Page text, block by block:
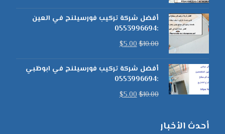
أفضل شركة تركيب فورسيلنج في العين
:0553996694
$10.00
$5.00
أفضل شركة تركيب فورسيلنج في ابوظبي
:0553996694
$10.00
$5.00
أحدث الأخبار